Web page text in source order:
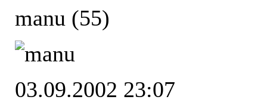
manu (55)
03.09.2002 23:07